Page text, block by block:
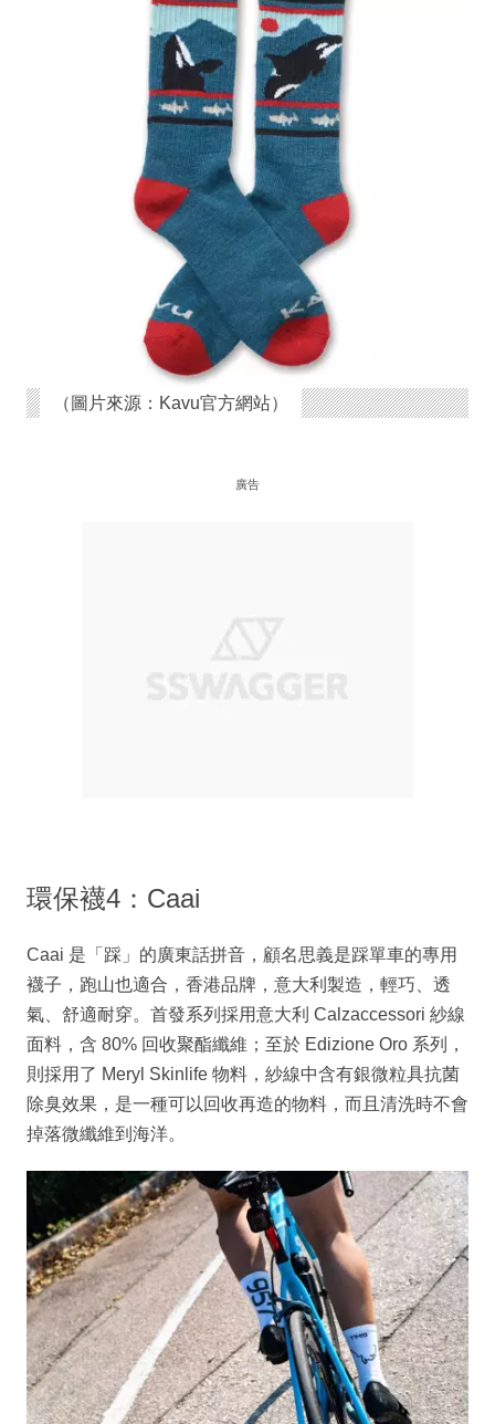
（圖片來源：Kavu官方網站）
廣告
環保襪4：Caai
Caai 是「踩」的廣東話拼音，顧名思義是踩單車的專用
襪子，跑山也適合，香港品牌，意大利製造，輕巧、透
氣、舒適耐穿。首發系列採用意大利 Calzaccessori 紗線
面料，含 80% 回收聚酯纖維；至於 Edizione Oro 系列，
則採用了 Meryl Skinlife 物料，紗線中含有銀微粒具抗菌
除臭效果，是一種可以回收再造的物料，而且清洗時不會
掉落微纖維到海洋。